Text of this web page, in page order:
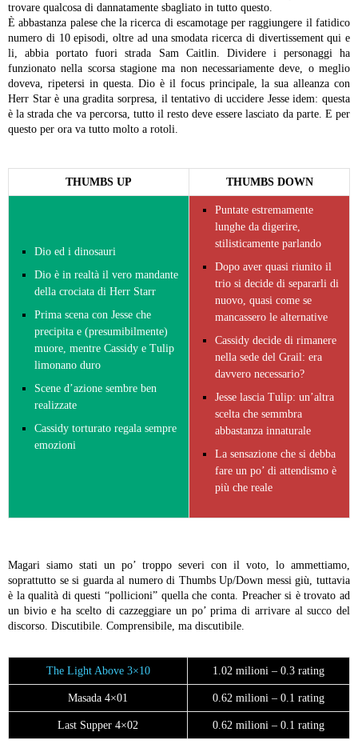
trovare qualcosa di dannatamente sbagliato in tutto questo.
È abbastanza palese che la ricerca di escamotage per raggiungere il fatidico
numero di 10 episodi, oltre ad una smodata ricerca di divertissement qui e
li, abbia portato fuori strada Sam Caitlin. Dividere i personaggi ha
funzionato nella scorsa stagione ma non necessariamente deve, o meglio
doveva, ripetersi in questa. Dio è il focus principale, la sua alleanza con
Herr Star è una gradita sorpresa, il tentativo di uccidere Jesse idem: questa
è la strada che va percorsa, tutto il resto deve essere lasciato da parte. E per
questo per ora va tutto molto a rotoli.
THUMBS UP THUMBS DOWN
Dio ed i dinosauri
Dio è in realtà il vero mandante
della crociata di Herr Starr
Prima scena con Jesse che
precipita e (presumibilmente)
muore, mentre Cassidy e Tulip
limonano duro
Scene d’azione sembre ben
realizzate
Cassidy torturato regala sempre
emozioni
Puntate estremamente
lunghe da digerire,
stilisticamente parlando
Dopo aver quasi riunito il
trio si decide di separarli di
nuovo, quasi come se
mancassero le alternative
Cassidy decide di rimanere
nella sede del Grail: era
davvero necessario?
Jesse lascia Tulip: un’altra
scelta che semmbra
abbastanza innaturale
La sensazione che si debba
fare un po’ di attendismo è
più che reale
Magari siamo stati un po’ troppo severi con il voto, lo ammettiamo,
soprattutto se si guarda al numero di Thumbs Up/Down messi giù, tuttavia
è la qualità di questi “pollicioni” quella che conta. Preacher si è trovato ad
un bivio e ha scelto di cazzeggiare un po’ prima di arrivare al succo del
discorso. Discutibile. Comprensibile, ma discutibile.
The Light Above 3×10 1.02 milioni – 0.3 rating
Masada 4×01 0.62 milioni – 0.1 rating
Last Supper 4×02 0.62 milioni – 0.1 rating